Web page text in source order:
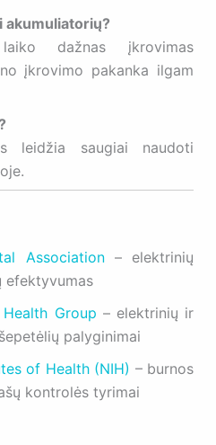
akumuliatorių?
dažnas įkrovimas
įkrovimo pakanka ilgam
leidžia saugiai naudoti
Association– elektrinių
efektyvumas
Group – elektrinių ir
palyginimai
of Health (NIH) – burnos
kontrolės tyrimai